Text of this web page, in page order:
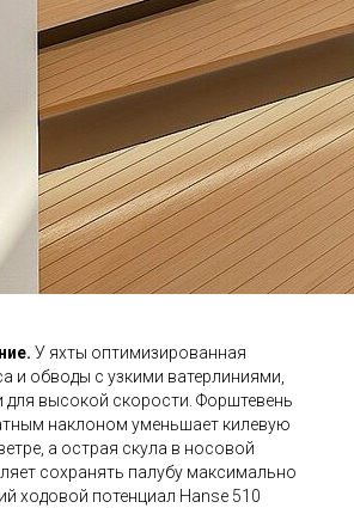
У яхты оптимизированная
и обводы с узкими ватерлиниями,
для высокой скорости. Форштевень
наклоном уменьшает килевую
а острая скула в носовой
сохранять палубу максимально
ходовой потенциал Hanse 510